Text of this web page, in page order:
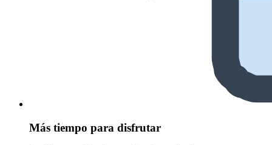
Más tiempo para disfrutar